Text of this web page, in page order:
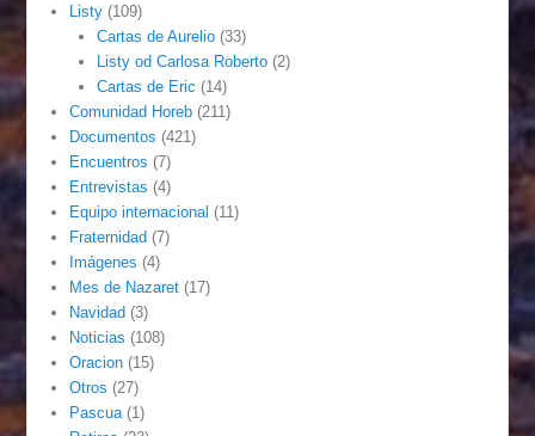
Listy (109)
Cartas de Aurelio(33)
Listy od Carlosa Roberto(2)
Cartas de Eric (14)
Comunidad Horeb (211)
Documentos (421)
Encuentros (7)
Entrevistas (4)
Equipo internacional (11)
Fraternidad (7)
Imágenes (4)
Mes de Nazaret (17)
Navidad (3)
Noticias (108)
Oracion (15)
Otros (27)
Pascua (1)